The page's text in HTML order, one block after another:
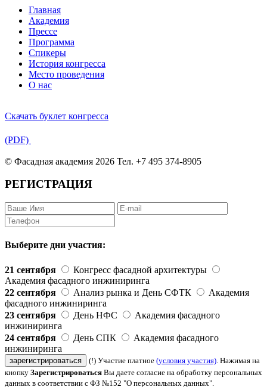
Главная
Академия
Прессе
Программа
Спикеры
История конгресса
Место проведения
О нас
Скачать буклет конгресса
(PDF)
© Фасадная академия 2026 Тел. +7 495 374-8905
РЕГИСТРАЦИЯ
Выберите дни участия:
21 сентября
Конгресс фасадной архитектуры
Академия фасадного инжиниринга
22 сентября
Анализ рынка и День СФТК
Академия
фасадного инжиниринга
23 сентября
День НФС
Академия фасадного
инжиниринга
24 сентября
День СПК
Академия фасадного
инжиниринга
зарегистрироваться (!) Участие платное (условия участия) . Нажимая на
кнопку Зарегистрироваться Вы даете согласие на обработку персональных
данных в соответствии с ФЗ №152 "О персональных данных".